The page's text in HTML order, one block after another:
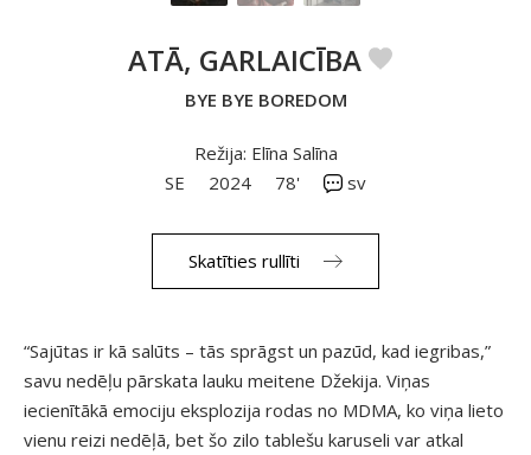
ATĀ, GARLAICĪBA
BYE BYE BOREDOM
Režija: Elīna Salīna
SE
2024 78' sv
Skatīties rullīti
“Sajūtas ir kā salūts – tās sprāgst un pazūd, kad iegribas,”
savu nedēļu pārskata lauku meitene Džekija. Viņas
iecienītākā emociju eksplozija rodas no MDMA, ko viņa lieto
vienu reizi nedēļā, bet šo zilo tablešu karuseli var atkal